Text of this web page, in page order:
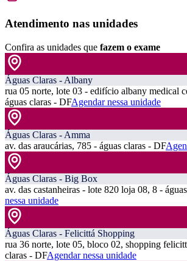
Atendimento nas unidades
Confira as unidades que fazem o exame
Águas Claras - Albany
rua 05 norte, lote 03 - edifício albany medical
águas claras - DFAgendar nessa unidade
Águas Claras - Amma
av. das araucárias, 785 - águas claras - DF
Águas Claras - Big Box
av. das castanheiras - lote 820 loja 08, 8 -
nessa unidade
Águas Claras - Felicittá Shopping
rua 36 norte, lote 05, bloco 02, shopping
claras - DFAgendar nessa unidade